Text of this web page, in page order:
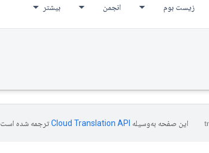
زیست بوم انجمن بیشتر
این صفحه به‌وسیله ترجمه شده است.